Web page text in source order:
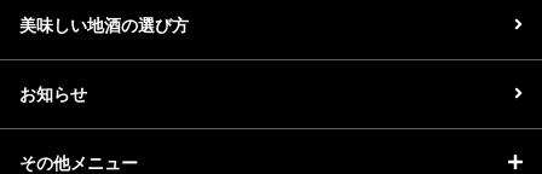
美味しい地酒の選び方
お知らせ
その他メニュー